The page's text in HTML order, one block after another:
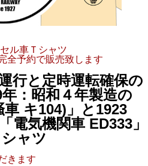
ル車Ｔシャツ
全予約で販売致します
行と定時運転確保の
：昭和４年製造の
車 キ104)」と1923
電気機関車 ED333」
ャツ
きます